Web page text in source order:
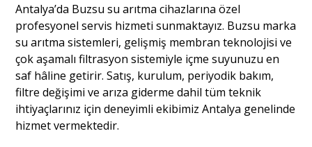
Antalya’da Buzsu su arıtma cihazlarına özel
profesyonel servis hizmeti sunmaktayız. Buzsu marka
su arıtma sistemleri, gelişmiş membran teknolojisi ve
çok aşamalı filtrasyon sistemiyle içme suyunuzu en
saf hâline getirir. Satış, kurulum, periyodik bakım,
filtre değişimi ve arıza giderme dahil tüm teknik
ihtiyaçlarınız için deneyimli ekibimiz Antalya genelinde
hizmet vermektedir.